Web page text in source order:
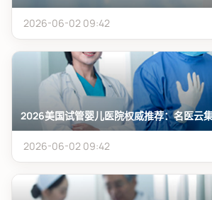
2026-06-02 09:42
2026美国试管婴儿医院权威推荐：名医云
2026-06-02 09:42